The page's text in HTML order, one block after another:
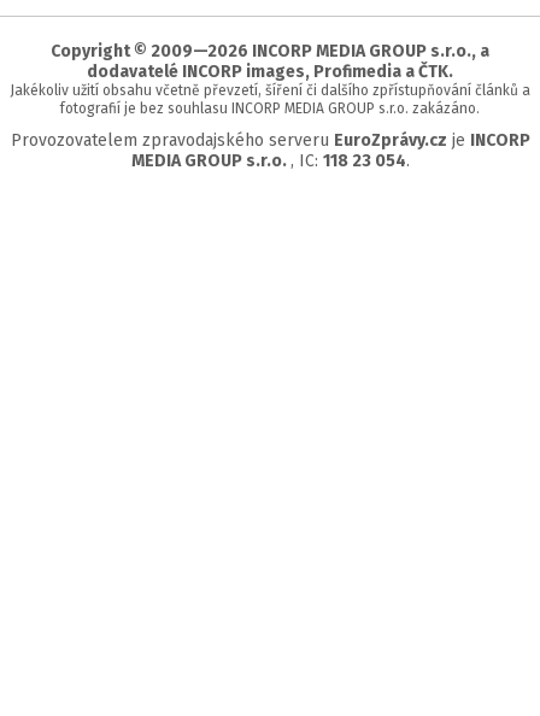
stránky
Copyright © 2009—2026 INCORP MEDIA GROUP s.r.o., a
dodavatelé INCORP images, Profimedia a ČTK.
Jakékoliv užití obsahu včetně převzetí, šíření či dalšího zpřístupňování článků a
fotografií je bez souhlasu INCORP MEDIA GROUP s.r.o. zakázáno.
Provozovatelem zpravodajského serveru EuroZprávy.cz je INCORP
MEDIA GROUP s.r.o. , IC: 118 23 054.